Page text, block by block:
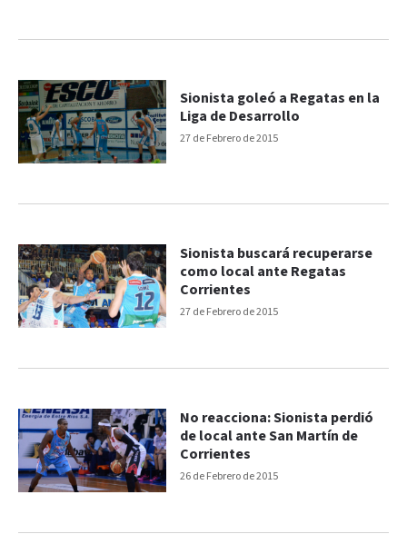
27 de Febrero de 2015
Sionista goleó a Regatas en la
Liga de Desarrollo
27 de Febrero de 2015
Sionista buscará recuperarse
como local ante Regatas
Corrientes
26 de Febrero de 2015
No reacciona: Sionista perdió
de local ante San Martín de
Corrientes